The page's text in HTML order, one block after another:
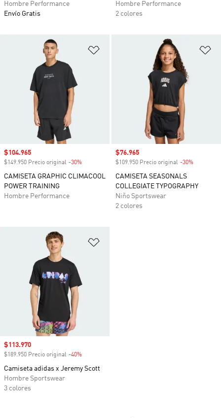
Hombre Performance
Envío Gratis
Hombre Performance
2 colores
Añadir a la lista de deseos
Precio de venta
$104.965
$149.950 Precio original -30%
CAMISETA GRAPHIC CLIMACOOL
POWER TRAINING
Hombre Performance
Precio de venta
$76.965
$109.950 Precio original -30%
CAMISETA SEASONALS
COLLEGIATE TYPOGRAPHY
Niño Sportswear
2 colores
Precio de venta
$113.970
$189.950 Precio original -40%
Camiseta adidas x Jeremy Scott
Hombre Sportswear
3 colores